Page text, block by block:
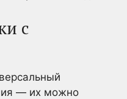
с
— их можно